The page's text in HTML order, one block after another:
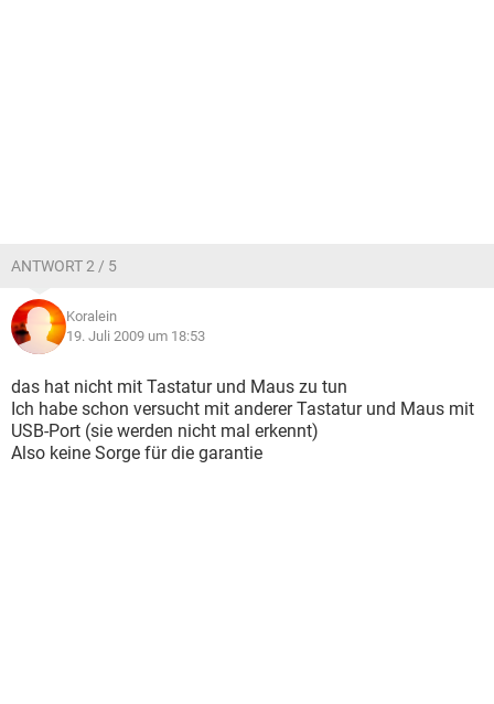
ANTWORT 2 / 5
Koralein
19. Juli 2009 um 18:53
das hat nicht mit Tastatur und Maus zu tun
Ich habe schon versucht mit anderer Tastatur und Maus mit
USB-Port (sie werden nicht mal erkennt)
Also keine Sorge für die garantie